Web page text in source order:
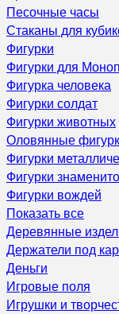
Песочные часы
Стаканы для
Фигурки
Фигурки для
Фигурка человека
Фигурки солдат
Фигурки животных
Оловянные
Фигурки
Фигурки
Фигурки вождей
Показать все
Деревянные
Держатели под
Деньги
Игровые поля
Игрушки и